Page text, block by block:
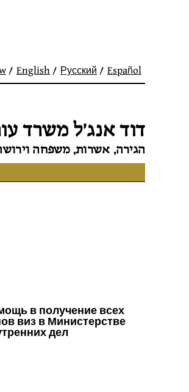
English Русский Español
דוד אנג׳ל משרד
הגירה, אשרות, משפחה
в получение всех
виз в Министерстве
дел